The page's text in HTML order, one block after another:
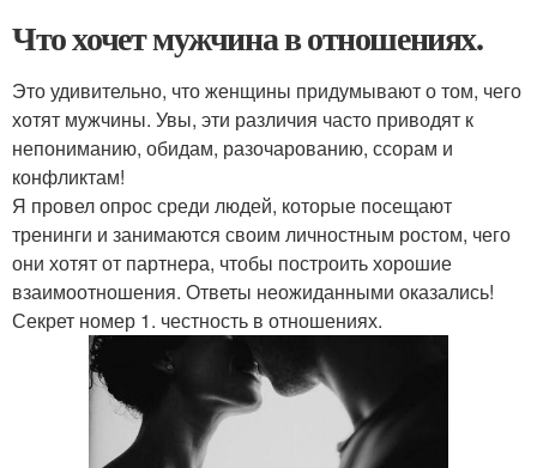
Что хочет мужчина в отношениях.
Это удивительно, что женщины придумывают о том, чего
хотят мужчины. Увы, эти различия часто приводят к
непониманию, обидам, разочарованию, ссорам и
конфликтам!
Я провел опрос среди людей, которые посещают
тренинги и занимаются своим личностным ростом, чего
они хотят от партнера, чтобы построить хорошие
взаимоотношения. Ответы неожиданными оказались!
Секрет номер 1. честность в отношениях.